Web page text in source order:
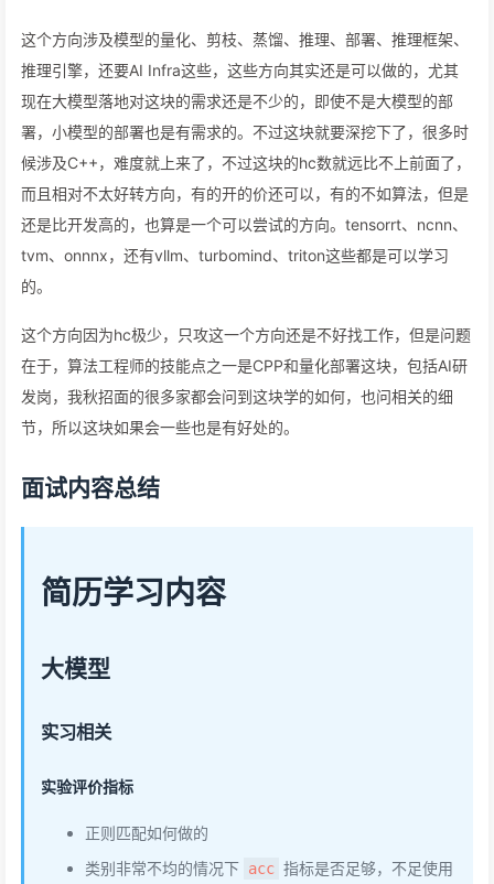
这个方向涉及模型的量化、剪枝、蒸馏、推理、部署、推理框架、
推理引擎，还要AI Infra这些，这些方向其实还是可以做的，尤其
现在大模型落地对这块的需求还是不少的，即使不是大模型的部
署，小模型的部署也是有需求的。不过这块就要深挖下了，很多时
候涉及C++，难度就上来了，不过这块的hc数就远比不上前面了，
而且相对不太好转方向，有的开的价还可以，有的不如算法，但是
还是比开发高的，也算是一个可以尝试的方向。tensorrt、ncnn、
tvm、onnnx，还有vllm、turbomind、triton这些都是可以学习
的。
这个方向因为hc极少，只攻这一个方向还是不好找工作，但是问题
在于，算法工程师的技能点之一是CPP和量化部署这块，包括AI研
发岗，我秋招面的很多家都会问到这块学的如何，也问相关的细
节，所以这块如果会一些也是有好处的。
面试内容总结
简历学习内容
大模型
实习相关
实验评价指标
正则匹配如何做的
类别非常不均的情况下 acc 指标是否足够，不足使用